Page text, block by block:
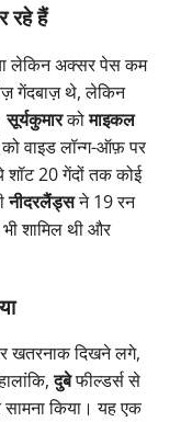
रहे हैं
लेकिन अक्सर पेस कम
गेंदबाज़ थे, लेकिन
सूर्यकुमारकोमाइकल
वाइड लॉन्ग-ऑफ़ पर
शॉट 20 गेंदों तक कोई
नीदरलैंड्सने 19 रन
शामिल थी और
खतरनाक दिखने लगे,
दुबेफील्डर्स से
किया। यह एक